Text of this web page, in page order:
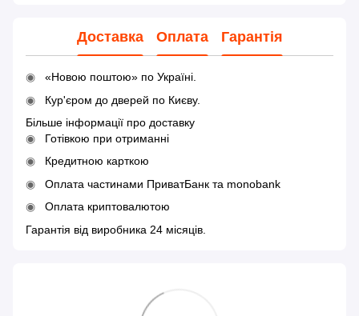
Доставка Оплата Гарантія
«Новою поштою» по Україні.
Кур'єром до дверей по Києву.
Більше інформації про доставку
Готівкою при отриманні
Кредитною карткою
Оплата частинами ПриватБанк та monobank
Оплата криптовалютою
Гарантія від виробника 24 місяців.